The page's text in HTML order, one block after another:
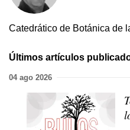
Catedrático de Botánica de
Últimos artículos
04 ago 2026